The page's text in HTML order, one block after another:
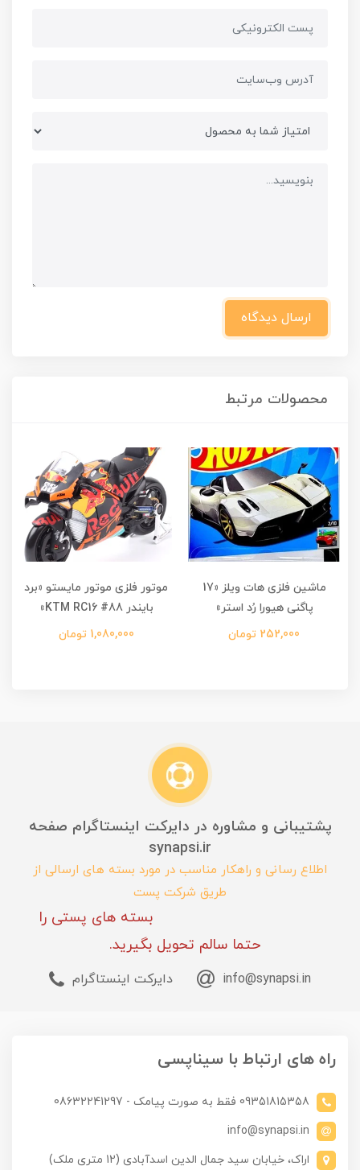
ارسال دیدگاه
محصولات مرتبط
ماشین فلزی هات ویلز «17
پاگنی هیورا رُد استر»
252,000 تومان
موتور فلزی موتور مایستو «برد
بایندر KTM RC16 #88»
1,080,000 تومان
پشتیبانی و مشاوره در دایرکت اینستاگرام صفحه
synapsi.ir
اطلاع رسانی و راهکار مناسب در مورد بسته های ارسالی از
طریق شرکت پست
بسته های پستی را
حتما سالم تحویل بگیرید.
info@synapsi.in دایرکت اینستاگرام
راه های ارتباط با سیناپسی
09351815358 فقط به صورت پیامک - 08632241297
info@synapsi.in
اراک، خیابان سید جمال الدین اسدآبادی (12 متری ملک)